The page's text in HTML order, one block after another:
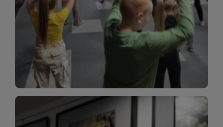
Dla Dzieci
To miejsce stworzone z myślą o najmłodszych
czytelnikach i ich rodzicach. Znajdziesz tu